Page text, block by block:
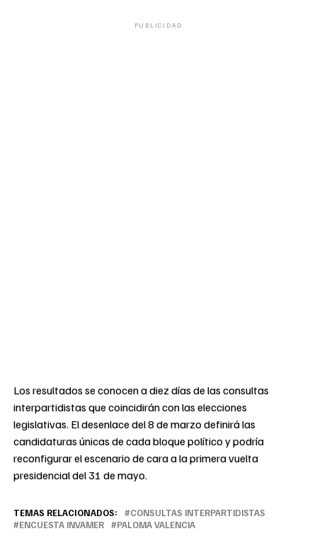
PUBLICIDAD
Los resultados se conocen a diez días de las consultas
interpartidistas que coincidirán con las elecciones
legislativas. El desenlace del 8 de marzo definirá las
candidaturas únicas de cada bloque político y podría
reconfigurar el escenario de cara a la primera vuelta
presidencial del 31 de mayo.
TEMAS RELACIONADOS:
CONSULTAS INTERPARTIDISTAS
ENCUESTA INVAMER
PALOMA VALENCIA